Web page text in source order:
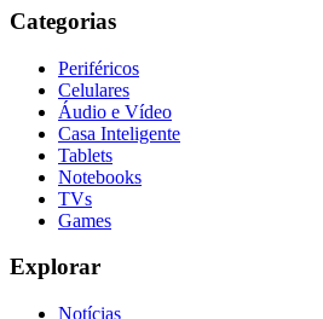
Categorias
Periféricos
Celulares
Áudio e Vídeo
Casa Inteligente
Tablets
Notebooks
TVs
Games
Explorar
Notícias